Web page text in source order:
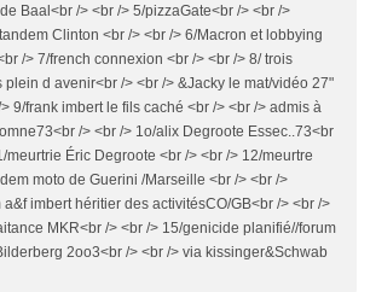
Baal<br /> <br /> 5/pizzaGate<br /> <br />
Clinton <br /> <br /> 6/Macron et lobbying
/> 7/french connexion <br /> <br /> 8/ trois
plein d avenir<br /> <br /> &Jacky le mat/vidéo 27"
9/frank imbert le fils caché <br /> <br /> admis à
/> <br /> 1o/alix Degroote Essec..73<br
meurtrie Éric Degroote <br /> <br /> 12/meurtre
moto de Guerini /Marseille <br /> <br />
a&f imbert héritier des activitésCO/GB<br /> <br />
MKR<br /> <br /> 15/genicide planifié//forum
2oo3<br /> <br /> via kissinger&Schwab